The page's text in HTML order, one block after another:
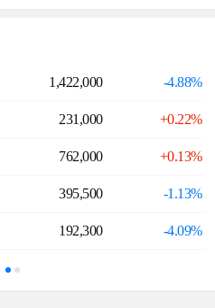
1,422,000 -4.88%
231,000 +0.22%
762,000 +0.13%
395,500 -1.13%
192,300 -4.09%